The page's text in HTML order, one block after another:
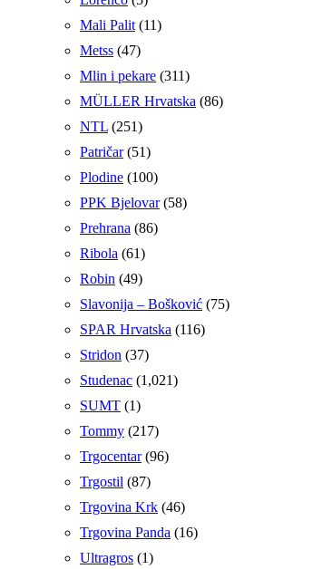
Mali Palit (11)
Metss (47)
Mlin i pekare (311)
MÜLLER Hrvatska (86)
NTL (251)
Patričar(51)
Plodine (100)
PPK Bjelovar(58)
Prehrana (86)
Ribola (61)
Robin (49)
Slavonija – Bošković (75)
SPAR Hrvatska (116)
Stridon (37)
Studenac (1,021)
SUMT (1)
Tommy (217)
Trgocentar(96)
Trgostil (87)
Trgovina Krk (46)
Trgovina Panda (16)
Ultragros (1)